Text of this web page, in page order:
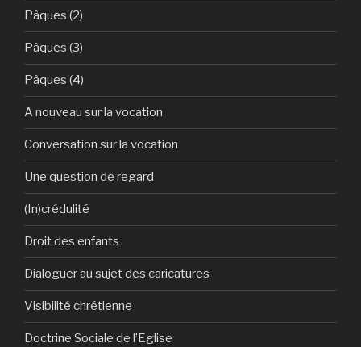
Pâques (2)
Pâques (3)
Pâques (4)
A nouveau sur la vocation
Conversation sur la vocation
Une question de regard
(In)crédulité
Droit des enfants
Dialoguer au sujet des caricatures
Visibilité chrétienne
Doctrine Sociale de l’Eglise